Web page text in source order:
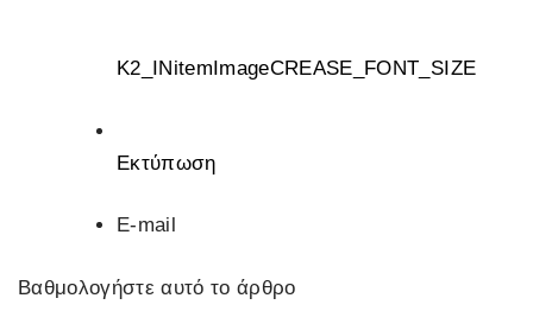
K2_INitemImageCREASE_FONT_SIZE
Εκτύπωση
E-mail
Βαθμολογήστε αυτό το άρθρο